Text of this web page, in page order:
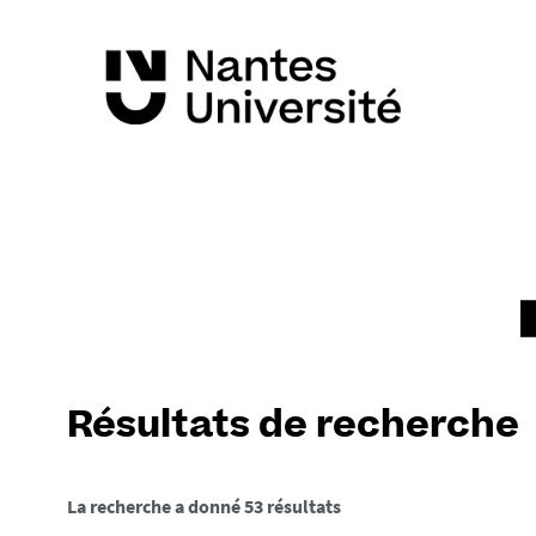
Résultats de recherche
La recherche a donné 53 résultats